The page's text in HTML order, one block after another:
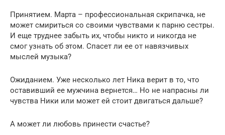
Принятием. Марта – профессиональная скрипачка, не
может смириться со своими чувствами к парню сестры.
И еще труднее забыть их, чтобы никто и никогда не
смог узнать об этом. Спасет ли ее от навязчивых
мыслей музыка?
Ожиданием. Уже несколько лет Ника верит в то, что
оставивший ее мужчина вернется… Но не напрасны ли
чувства Ники или может ей стоит двигаться дальше?
А может ли любовь принести счастье?